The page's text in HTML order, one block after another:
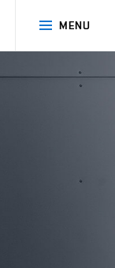
MENU